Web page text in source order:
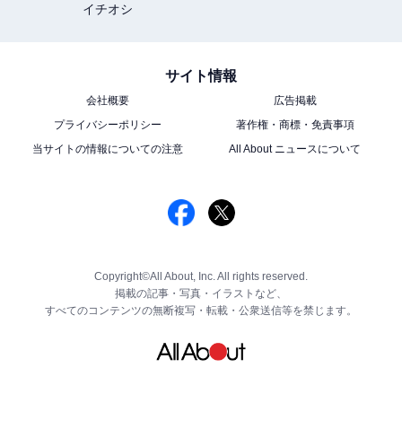
イチオシ
サイト情報
会社概要
広告掲載
プライバシーポリシー
著作権・商標・免責事項
当サイトの情報についての注意
All About ニュースについて
Copyright©All About, Inc. All rights reserved.
掲載の記事・写真・イラストなど、
すべてのコンテンツの無断複写・転載・公衆送信等を禁じます。